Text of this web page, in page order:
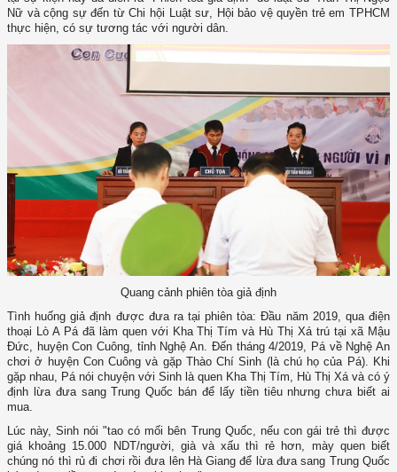
Nữ và cộng sự đến từ Chi hội Luật sư, Hội bảo vệ quyền trẻ em TPHCM
thực hiện, có sự tương tác với người dân.
Quang cảnh phiên tòa giả định
Tình huống giả định được đưa ra tại phiên tòa: Đầu năm 2019, qua điện
thoại Lò A Pá đã làm quen với Kha Thị Tím và Hù Thị Xá trú tại xã Mậu
Đức, huyện Con Cuông, tỉnh Nghệ An. Đến tháng 4/2019, Pá về Nghệ An
chơi ở huyện Con Cuông và gặp Thào Chí Sinh (là chú họ của Pá). Khi
gặp nhau, Pá nói chuyện với Sinh là quen Kha Thị Tím, Hù Thị Xá và có ý
định lừa đưa sang Trung Quốc bán để lấy tiền tiêu nhưng chưa biết ai
mua.
Lúc này, Sinh nói "tao có mối bên Trung Quốc, nếu con gái trẻ thì được
giá khoảng 15.000 NDT/người, già và xấu thì rẻ hơn, mày quen biết
chúng nó thì rủ đi chơi rồi đưa lên Hà Giang để lừa đưa sang Trung Quốc